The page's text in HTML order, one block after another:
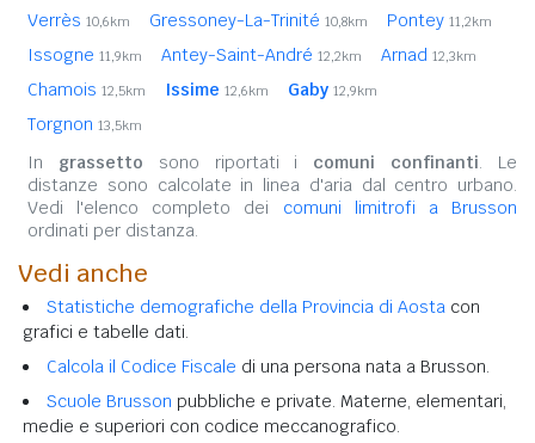
Verrès 10,6km Gressoney-La-Trinité 10,8km Pontey 11,2km
Issogne 11,9km Antey-Saint-André 12,2km Arnad 12,3km
Chamois 12,5km Issime 12,6km Gaby 12,9km
Torgnon 13,5km
In grassetto sono riportati i comuni confinanti. Le
distanze sono calcolate in linea d'aria dal centro urbano.
Vedi l'elenco completo dei comuni limitrofi a Brusson
ordinati per distanza.
Vedi anche
Statistiche demografiche della Provincia di Aosta con
grafici e tabelle dati.
Calcola il Codice Fiscale di una persona nata a Brusson.
Scuole Brusson pubbliche e private. Materne, elementari,
medie e superiori con codice meccanografico.